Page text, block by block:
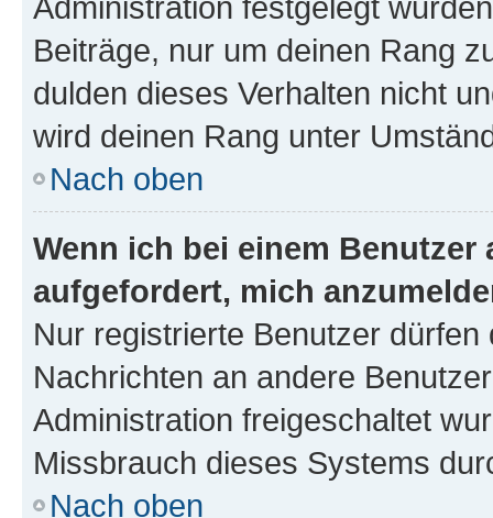
Beiträge, nur um deinen Rang
dulden dieses Verhalten nicht
wird deinen Rang unter
Nach oben
Wenn ich bei einem
aufgefordert, mich
Nur registrierte Benutzer
Nachrichten an andere
Administration freigeschaltet
Missbrauch dieses Systems
Nach oben